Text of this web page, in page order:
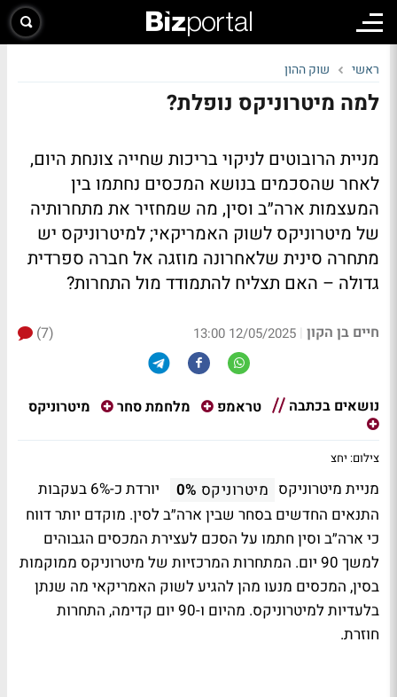
ראשי שוק ההון
למה מיטרוניקס נופלת?
מניית הרובוטים לניקוי בריכות שחייה צונחת היום,
לאחר שהסכמים בנושא המכסים נחתמו בין
המעצמות ארה״ב וסין, מה שמחזיר את מתחרותיה
של מיטרוניקס לשוק האמריקאי; למיטרוניקס יש
מתחרה סינית שלאחרונה מוזגה אל חברה ספרדית
גדולה – האם תצליח להתמודד מול התחרות?
חיים בן הקון |
12/05/2025 13:00
(7)
נושאים בכתבה טראמפ מלחמת סחר מיטרוניקס
צילום: יחצ
מניית מיטרוניקס מיטרוניקס 0%
יורדת כ-6% בעקבות
התנאים החדשים בסחר שבין ארה״ב לסין. מוקדם יותר דווח
כי ארה״ב וסין חתמו על הסכם לעצירת המכסים הגבוהים
למשך 90 יום. המתחרות המרכזיות של מיטרוניקס ממוקמות
בסין, המכסים מנעו מהן להגיע לשוק האמריקאי מה שנתן
בלעדיות למיטרוניקס. מהיום ו-90 יום קדימה, התחרות
חוזרת.